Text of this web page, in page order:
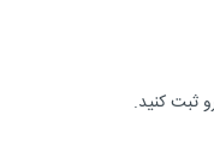
ثبت کنید.